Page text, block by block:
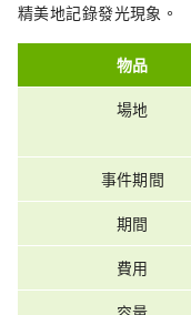
精美地記錄發光現象。
物品
場地
事件期間
期間
費用